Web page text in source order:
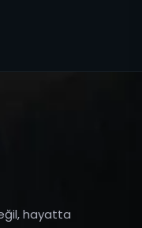
hayatta